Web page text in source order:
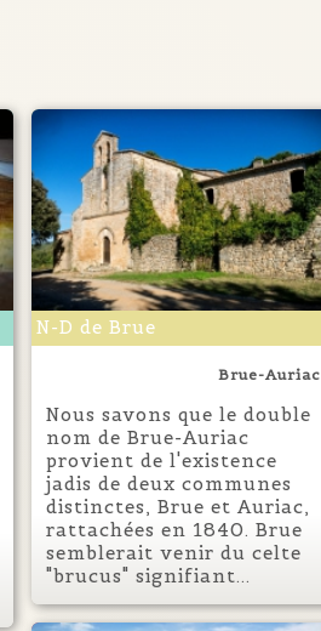
N-D de Brue
Brue-Auriac
Nous savons que le double
nom de Brue-Auriac
provient de l'existence
jadis de deux communes
distinctes, Brue et Auriac,
rattachées en 1840. Brue
semblerait venir du celte
"brucus" signifiant...